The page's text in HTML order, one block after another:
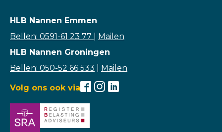
HLB Nannen Emmen
Bellen: 0591-61 23 77
Mailen
HLB Nannen Groningen
Bellen: 050-52 66 533
Mailen
Volg ons ook via